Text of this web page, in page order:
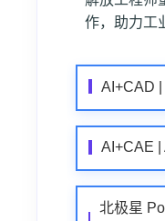
作，助力工
AI+CAD
AI+CAE |
北极星